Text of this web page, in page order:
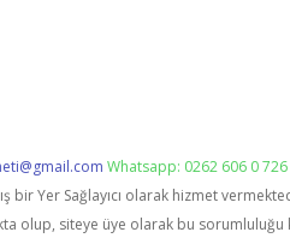
Whatsapp: 0262 606 0 726
bir Yer Sağlayıcı olarak hizmet
olup, siteye üye olarak bu